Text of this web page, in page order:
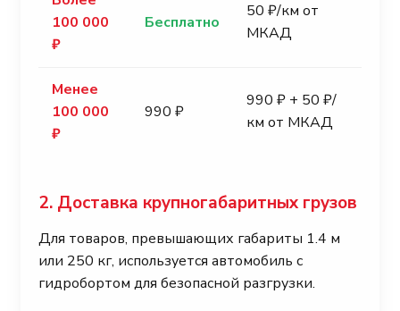
100 000
₽
Бесплатно
50 ₽/км от
МКАД
Менее
100 000
₽
990 ₽
990 ₽ + 50 ₽/
км от МКАД
2. Доставка крупногабаритных грузов
Для товаров, превышающих габариты 1.4 м
или 250 кг, используется автомобиль с
гидробортом для безопасной разгрузки.